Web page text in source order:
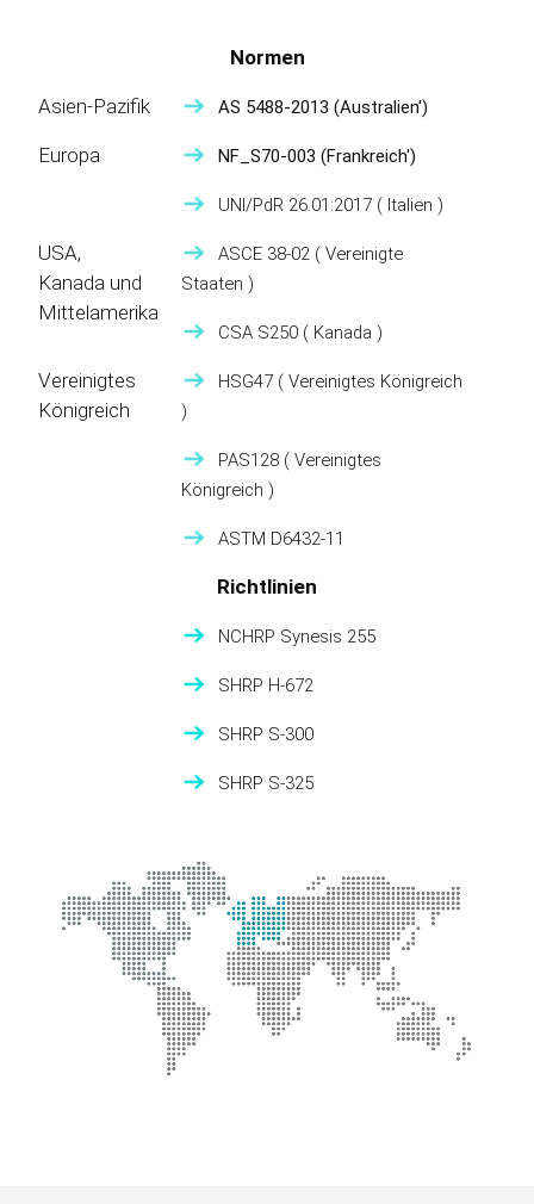
Normen
Asien-Pazifik AS 5488-2013(Australien')
Europa NF_S70-003(Frankreich')
UNI/PdR 26.01:2017 ( Italien )
USA,
Kanada und
Mittelamerika
ASCE 38-02 ( Vereinigte
Staaten )
CSA S250 ( Kanada )
Vereinigtes
Königreich
HSG47 ( Vereinigtes Königreich
)
PAS128 ( Vereinigtes
Königreich )
ASTM D6432-11
Richtlinien
NCHRP Synesis 255
SHRP H-672
SHRP S-300
SHRP S-325